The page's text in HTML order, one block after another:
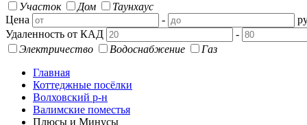
Участок
Дом
Таунхаус
Цена
-
Удаленность от КАД
-
Электричество
Водоснабжение
Газ
Главная
Коттеджные посёлки
Волховский р-н
Валимские поместья
Плюсы и Минусы